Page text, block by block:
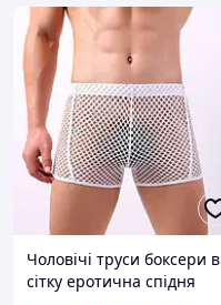
Чоловічі труси боксери в
сітку еротична спідня